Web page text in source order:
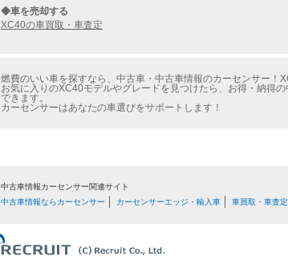
◆車を売却する
XC40の車買取・車査定
燃費のいい車を探すなら、中古車・中古車情報のカーセンサー！
お気に入りのXC40モデルやグレードを見つけたら、お得・納得
できます。
カーセンサーはあなたの車選びをサポートします！
中古車情報カーセンサー関連サイト
中古車情報ならカーセンサー
カーセンサーエッジ・輸入車 車買取・車査定